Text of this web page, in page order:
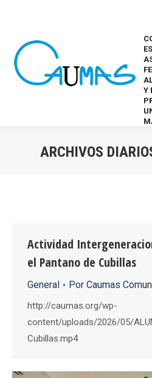
Y
ARCHIVOS
Actividad
el Pantano de Cubillas
General Por Caumas
http://caumas.org/wp-
content/uploads/2026/05/
Cubillas.mp4